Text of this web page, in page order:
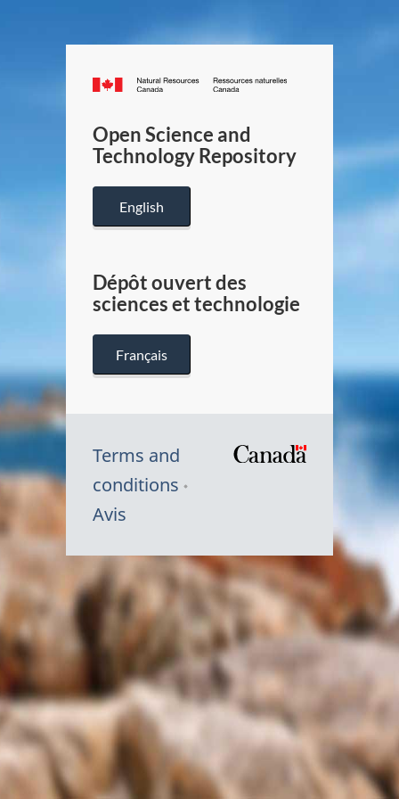
Canada.ca
/
Canada
Open Science and
Technology Repository
English
Dépôt ouvert des
sciences et technologie
Français
Terms and
conditions
Avis
Symbole
du
Canada